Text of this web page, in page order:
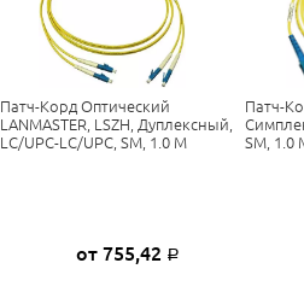
Патч-Корд Оптический
LANMASTER, LSZH, Дуплексный,
LC/UPC-LC/UPC, SM, 1.0 М
от 755,42 Р
Патч-
SM, 1.0